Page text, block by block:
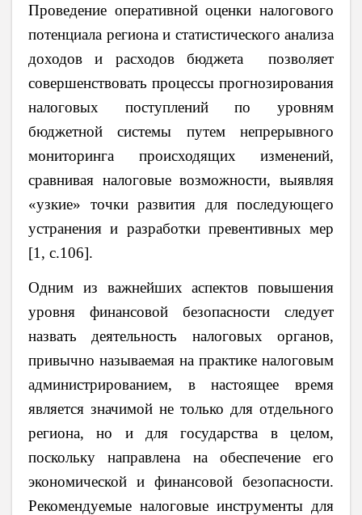
Проведение оперативной оценки налогового
потенциала региона и статистического анализа
доходов и расходов бюджета позволяет
совершенствовать процессы прогнозирования
налоговых поступлений по уровням
бюджетной системы путем непрерывного
мониторинга происходящих изменений,
сравнивая налоговые возможности, выявляя
«узкие» точки развития для последующего
устранения и разработки превентивных мер
[1, с.106].
Одним из важнейших аспектов повышения
уровня финансовой безопасности следует
назвать деятельность налоговых органов,
привычно называемая на практике налоговым
администрированием, в настоящее время
является значимой не только для отдельного
региона, но и для государства в целом,
поскольку направлена на обеспечение его
экономической и финансовой безопасности.
Рекомендуемые налоговые инструменты для